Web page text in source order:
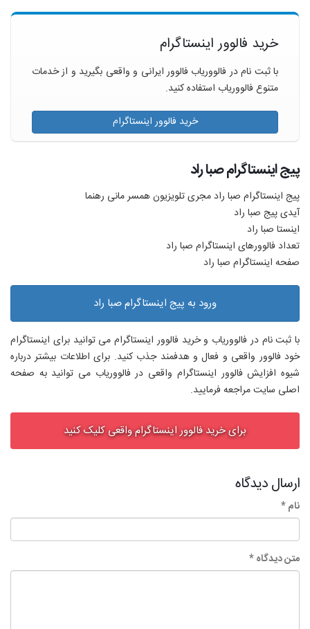
خرید فالوور اینستاگرام
با ثبت نام در فالووریاب فالوور ایرانی و واقعی بگیرید و از خدمات
متنوع فالووریاب استفاده کنید.
خرید فالوور اینستاگرام
پیج اینستاگرام صبا راد
پیج اینستاگرام صبا راد مجری تلویزیون همسر مانی رهنما
آیدی پیج صبا راد
اینستا صبا راد
تعداد فالوورهای اینستاگرام صبا راد
صفحه اینستاگرام صبا راد
ورود به پیج اینستاگرام صبا راد
با ثبت نام در فالووریاب و خرید فالوور اینستاگرام می توانید برای اینستاگرام
خود فالوور واقعی و فعال و هدفمند جذب کنید. برای اطلاعات بیشتر درباره
شیوه افزایش فالوور اینستاگرام واقعی در فالووریاب می توانید به صفحه
اصلی سایت مراجعه فرمایید.
برای خرید فالوور اینستاگرام واقعی کلیک کنید
ارسال دیدگاه
نام *
متن دیدگاه *